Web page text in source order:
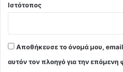
Ιστότοπος
Αποθήκευσε το όνομά μου,
αυτόν τον πλοηγό για την